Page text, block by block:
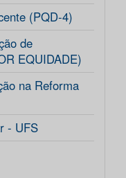
(PQD-4)
de
EQUIDADE)
na Reforma
- UFS